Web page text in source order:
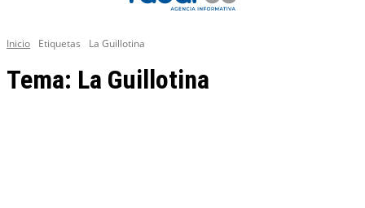
Inicio Etiquetas La Guillotina
Tema: La Guillotina